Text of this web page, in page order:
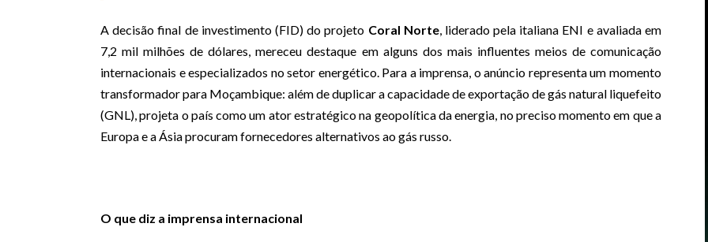
A decisão final de investimento (FID) do projeto Coral Norte, liderado pela italiana ENI e avaliada em
7,2 mil milhões de dólares, mereceu destaque em alguns dos mais influentes meios de comunicação
internacionais e especializados no setor energético. Para a imprensa, o anúncio representa um momento
transformador para Moçambique: além de duplicar a capacidade de exportação de gás natural liquefeito
(GNL), projeta o país como um ator estratégico na geopolítica da energia, no preciso momento em que a
Europa e a Ásia procuram fornecedores alternativos ao gás russo.
O que diz a imprensa internacional